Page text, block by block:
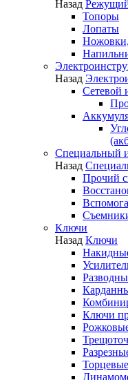
Назад
Топоры
Лопаты
Назад
Сетевой
Специальный
Назад
Прочий
Ключи
Назад Ключи
Ключи